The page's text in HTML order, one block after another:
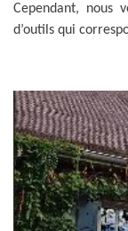
Cependant, nous
d’outils qui